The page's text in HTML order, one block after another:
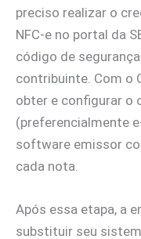
preciso realizar o
NFC-e no portal da
código de
contribuinte. Com o
obter e configurar o
(preferencialmente
software emissor
cada nota.
Após essa etapa, a
substituir seu